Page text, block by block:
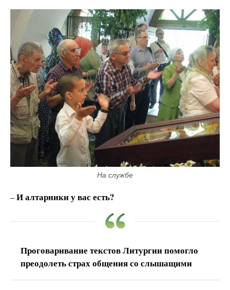
На службе
–И алтарники у вас есть?
Проговаривание текстов Литургии помогло
преодолеть страх общения со слышащими